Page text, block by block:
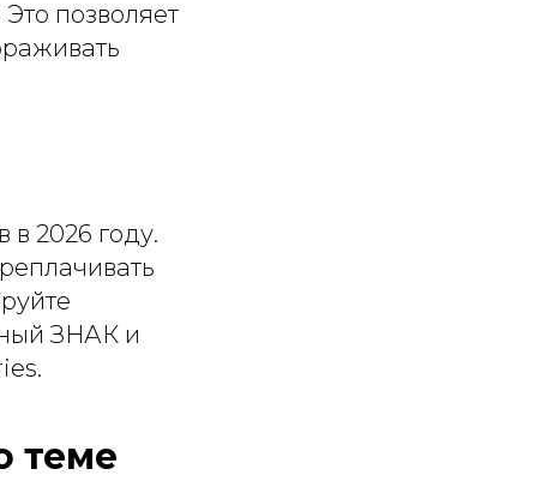
позволяет
в 2026 году.
ЗНАК и
теме